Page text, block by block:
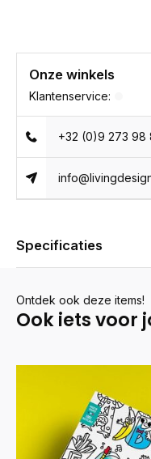
Onze winkels
Klantenservice:
+32 (0)9 273 98
Specificaties
Ontdek ook deze items!
Ook iets voor